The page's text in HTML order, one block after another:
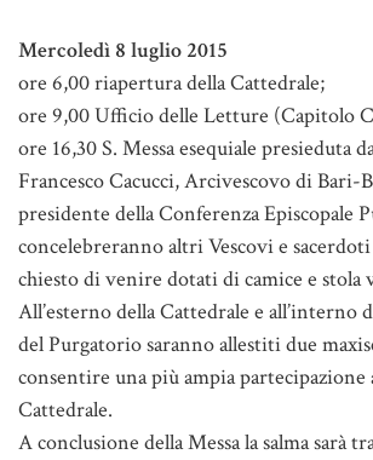
Mercoledì 8 luglio 2015
ore 6,00 riapertura della Cattedrale;
ore 9,00 Ufficio delle Letture (Capitolo
ore 16,30 S. Messa esequiale presieduta
Francesco Cacucci, Arcivescovo di Bari-
presidente della Conferenza Episcopale
concelebreranno altri Vescovi e
chiesto di venire dotati di camice e stola
All’esterno della Cattedrale e all’interno
del Purgatorio saranno allestiti due
consentire una più ampia partecipazione
Cattedrale.
A conclusione della Messa la salma sarà